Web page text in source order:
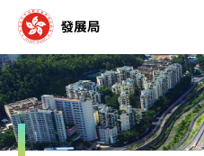
容
開
始